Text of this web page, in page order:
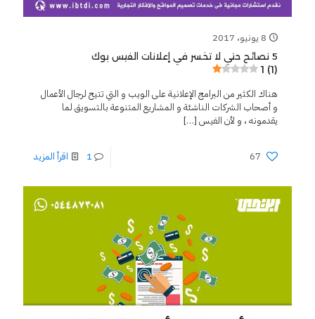
8 يونيو، 2017
5 نصائح حتي لا تخسر في إعلانات الفيس بوك
1 (1)
هناك الكثير من البرامج الإعلانية على الويب و التي تتيح لرجال الأعمال
و أصحاب الشركات الناشئة و المشاريع المتنوعة بالتسويق لما
يقدمونه ، و لأن الفيس […]
67
1 اقرأ المزيد